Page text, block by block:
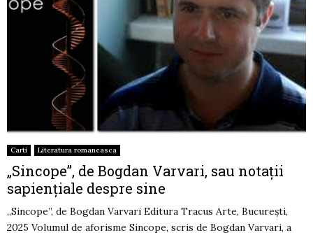
Carti Literatura romaneasca
„Sincope”, de Bogdan Varvari, sau notații
sapiențiale despre sine
„Sincope”, de Bogdan Varvari Editura Tracus Arte, București,
2025 Volumul de aforisme Sincope, scris de Bogdan Varvari, a